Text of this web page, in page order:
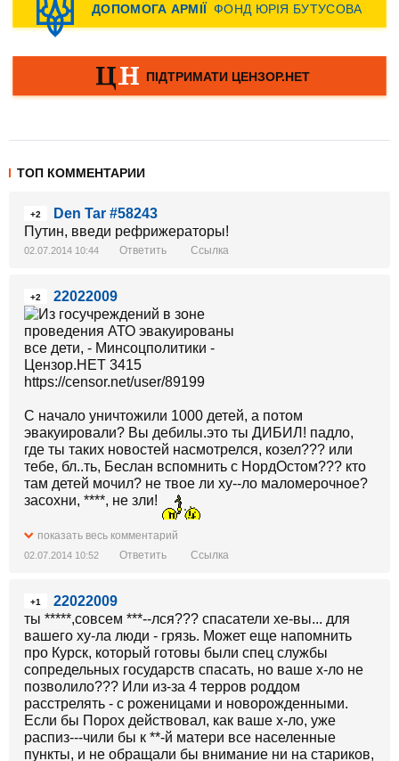
ТОП КОММЕНТАРИИ
+2
Den Tar #58243
Путин, введи рефрижераторы!
02.07.2014 10:44 Ответить Ссылка
+2 22022009
https://censor.net/user/89199
С начало уничтожили 1000 детей, а потом
эвакуировали? Вы дебилы.это ты ДИБИЛ! падло,
где ты таких новостей насмотрелся, козел??? или
тебе, бл..ть, Беслан вспомнить с НордОстом??? кто
там детей мочил? не твое ли ху--ло маломерочное?
засохни, ****, не зли!
показать весь комментарий
02.07.2014 10:52 Ответить Ссылка
+1
22022009
ты *****,совсем ***--лся??? спасатели хе-вы... для
вашего ху-ла люди - грязь. Может еще напомнить
про Курск, который готовы были спец службы
сопредельных государств спасать, но ваше х-ло не
позволило??? Или из-за 4 терров роддом
расстрелять - с роженицами и новорожденными.
Если бы Порох действовал, как ваше х-ло, уже
распиз---чили бы к **-й матери все населенные
пункты, и не обращали бы внимание ни на стариков,